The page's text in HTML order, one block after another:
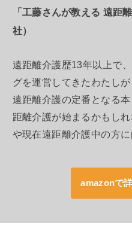
「工藤さんが教える 遠距
社）
遠距離介護歴13年以上で
グを運営してきたわたし
遠距離介護の定番となる
距離介護が始まるかもし
や現在遠距離介護中の方に
amazonで